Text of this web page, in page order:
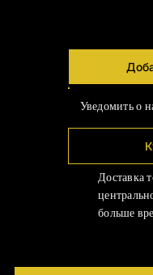
Уведомить о
Доставка
больше